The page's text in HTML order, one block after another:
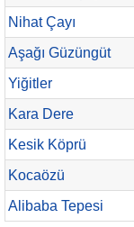
Nihat Çayı
Aşağı Güzüngüt
Yiğitler
Kara Dere
Kesik Köprü
Kocaözü
Alibaba Tepesi